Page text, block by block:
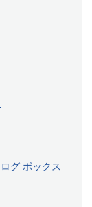
グ ボックス